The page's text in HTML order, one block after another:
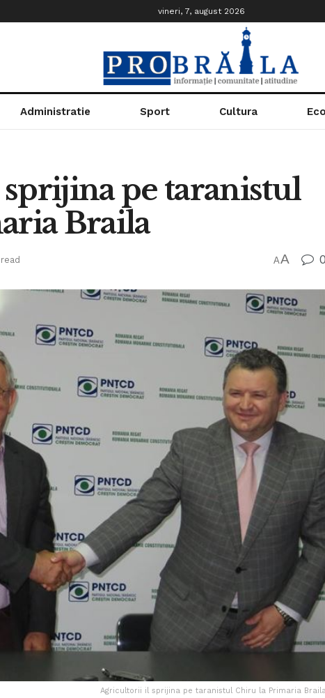
vineri, 7, august 2026
Administratie Sport Cultura
pe taranistul
Braila
AA 0
Agricultorii il sprijina pe taranistul Chiru la Primaria